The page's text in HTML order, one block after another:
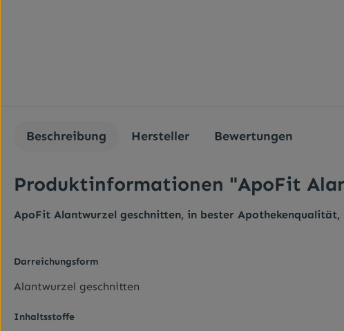
Beschreibung Hersteller Bewertungen
Produktinformationen "ApoFit
ApoFit Alantwurzel geschnitten, in bester
Darreichungsform
Alantwurzel geschnitten
Inhaltsstoffe